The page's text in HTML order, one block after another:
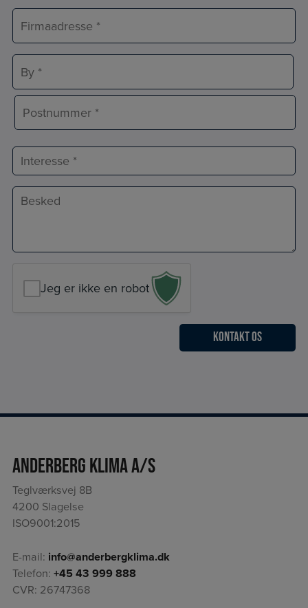
Adresse
Adresselinje
By
Interesse
Besked
Jeg er ikke en robot
Anderberg Klima A/S
Teglværksvej 8B
4200 Slagelse
ISO9001:2015
E-mail: info@anderbergklima.dk
Telefon: +45 43 999 888
CVR: 26747368